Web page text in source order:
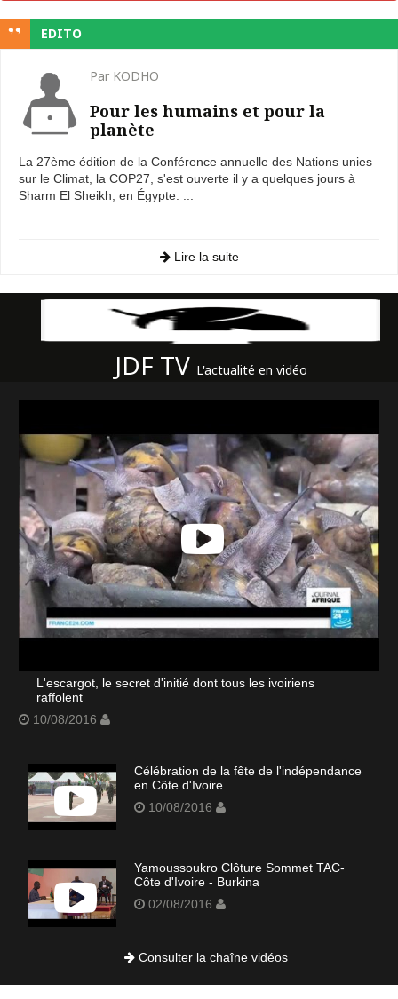
EDITO
Par KODHO
Pour les humains et pour la
planète
La 27ème édition de la Conférence annuelle des Nations unies
sur le Climat, la COP27, s'est ouverte il y a quelques jours à
Sharm El Sheikh, en Égypte. ...
Lire la suite
JDF TV L'actualité en vidéo
L'escargot, le secret d'initié dont tous les ivoiriens
raffolent
10/08/2016
Célébration de la fête de l'indépendance
en Côte d'Ivoire
10/08/2016
Yamoussoukro Clôture Sommet TAC-
Côte d'Ivoire - Burkina
02/08/2016
Consulter la chaîne vidéos